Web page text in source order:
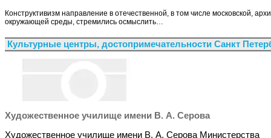
Конструктивизм направление в отечественной, в том числе московской,
окружающей среды, стремились осмыслить…
Культурные центры, достопримечательности Санкт
Художественное училище имени В. А. Серова
Художественное училище имени В. А. Серова Министерства